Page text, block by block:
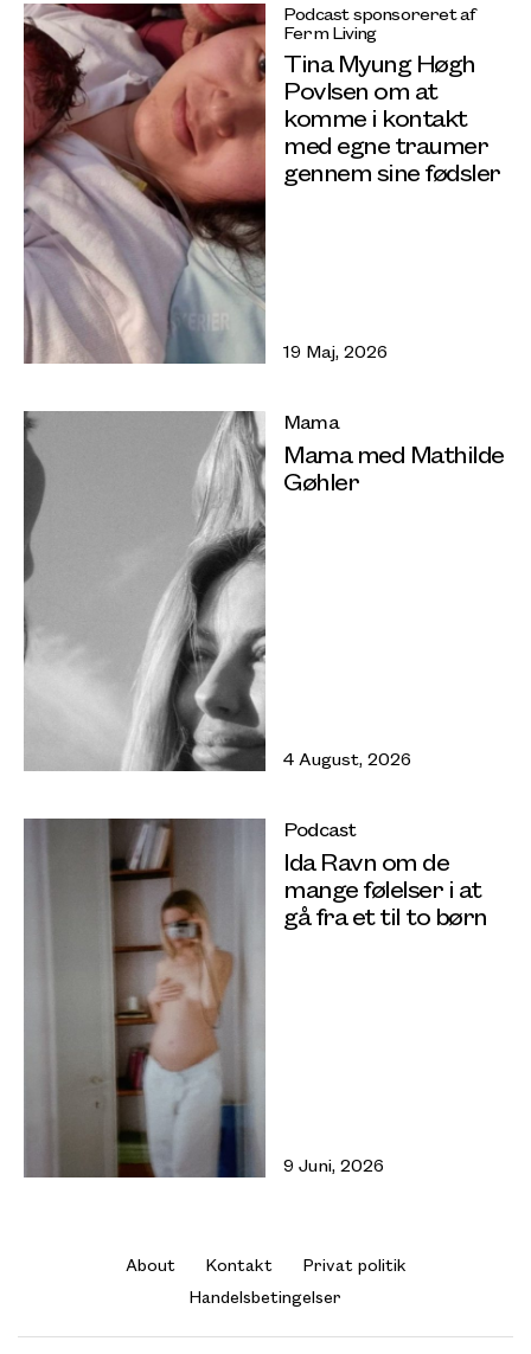
Podcast sponsoreret af
Ferm Living
Tina Myung Høgh
Povlsen om at
komme i kontakt
med egne traumer
gennem sine fødsler
19 Maj, 2026
Mama
Mama med Mathilde
Gøhler
4 August, 2026
Podcast
Ida Ravn om de
mange følelser i at
gå fra et til to børn
9 Juni, 2026
About Kontakt
Privat politik
Handelsbetingelser